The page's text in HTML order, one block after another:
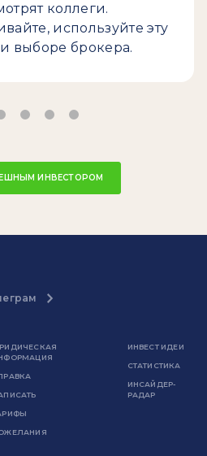
коллеги.
используйте эту
выборе брокера.
ИНВЕСТОРОМ
ИНВЕСТ ИДЕИ
СТАТИСТИКА
ИНСАЙДЕР-
РАДАР